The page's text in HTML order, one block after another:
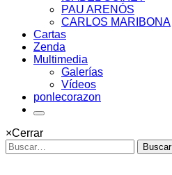
PAU ARENÓS
CARLOS MARIBONA
Cartas
Zenda
Multimedia
Galerías
Vídeos
ponlecorazon
×Cerrar
Buscar